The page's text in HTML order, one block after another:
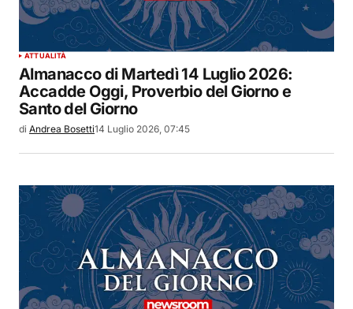
ATTUALITÀ
Almanacco di Martedì 14 Luglio 2026:
Accadde Oggi, Proverbio del Giorno e
Santo del Giorno
di Andrea Bosetti14 Luglio 2026, 07:45